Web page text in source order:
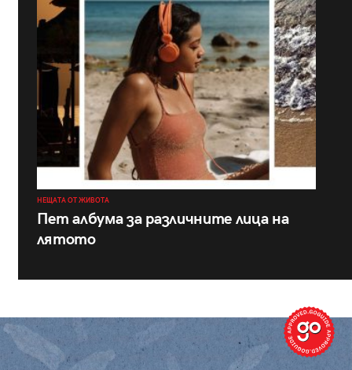
НЕЩАТА ОТ ЖИВОТА
Пет албума за различните лица на
лятото